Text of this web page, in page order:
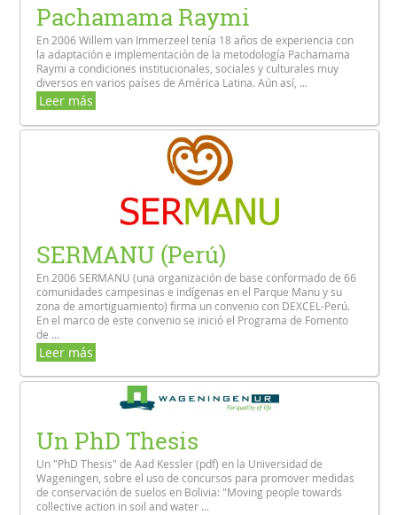
Pachamama Raymi
En 2006 Willem van Immerzeel tenía 18 años de experiencia con
la adaptación e implementación de la metodología Pachamama
Raymi a condiciones institucionales, sociales y culturales muy
diversos en varios países de América Latina. Aún así, ...
Leer más
SERMANU (Perú)
En 2006 SERMANU (una organización de base conformado de 66
comunidades campesinas e indígenas en el Parque Manu y su
zona de amortiguamiento) firma un convenio con DEXCEL-Perú.
En el marco de este convenio se inició el Programa de Fomento
de ...
Leer más
Un PhD Thesis
Un "PhD Thesis" de Aad Kessler (pdf) en la Universidad de
Wageningen, sobre el uso de concursos para promover medidas
de conservación de suelos en Bolivia: "Moving people towards
collective action in soil and water ...